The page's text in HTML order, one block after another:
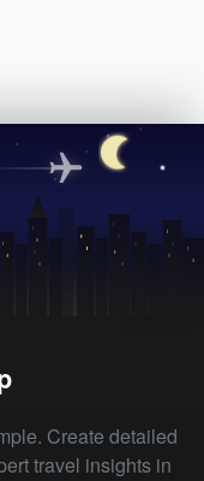
Create detailed
travel insights in